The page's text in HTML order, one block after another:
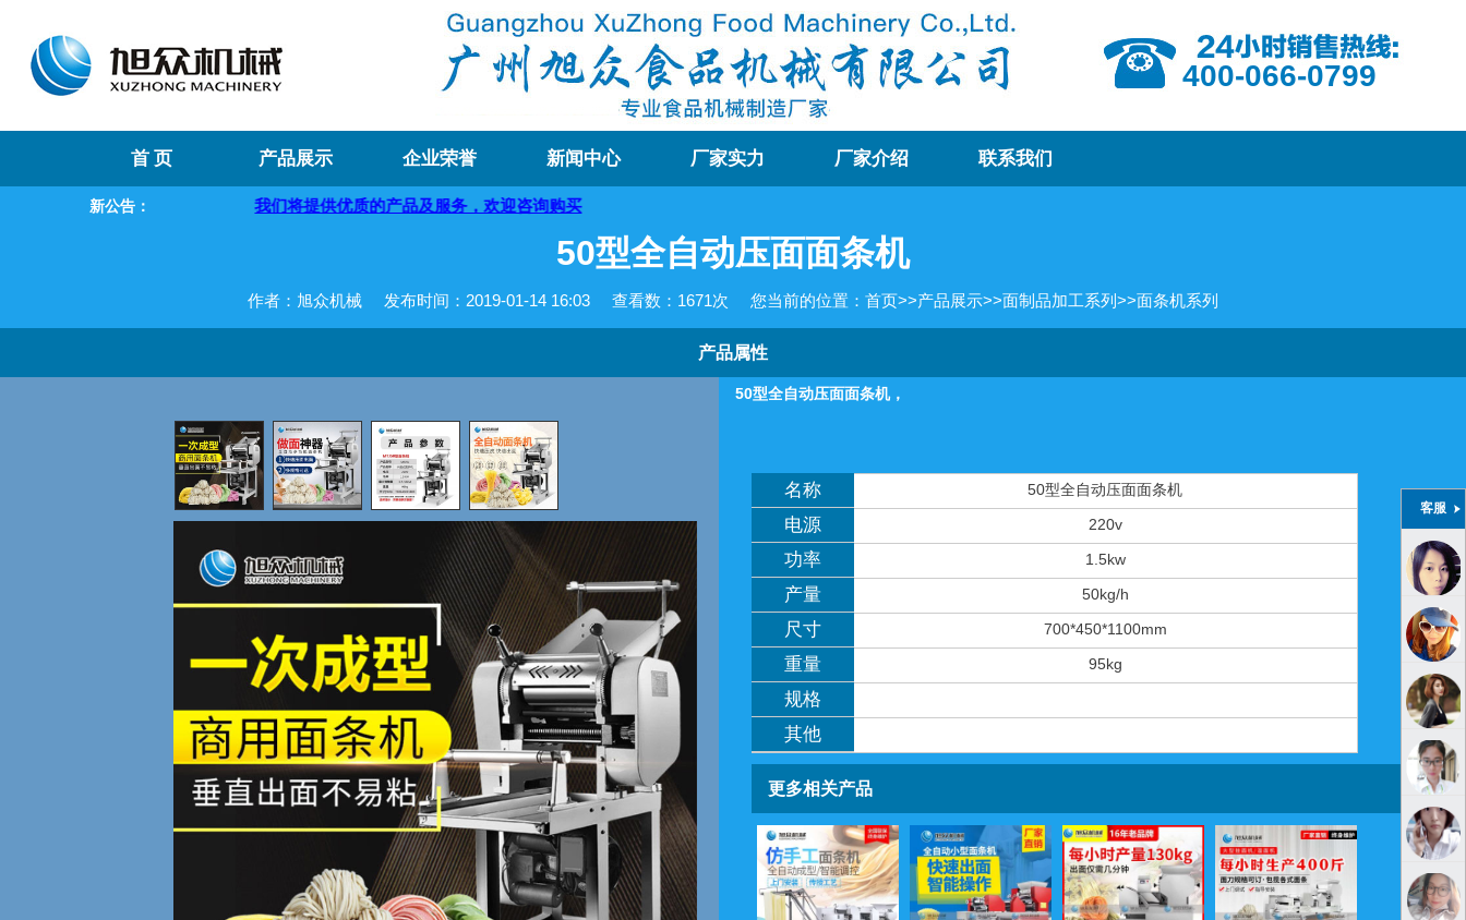
400-066-0799
首 页 产品展示 企业荣誉 新闻中心 厂家实力 厂家介绍 联系我们
新公告：
您！我们将提供优质的产品及服务，欢迎咨询购买
50型全自动压面面条机
作者：旭众机械 发布时间：2019-01-14 16:03 查看数： 1671次 您当前的位置： 首页>>产品展示>>面制品加工系列 >>面条机系列
产品属性
50型全自动压面面条机，
名称 50型全自动压面面条机
电源 220v
功率 1.5kw
产量 50kg/h
尺寸 700*450*1100mm
重量 95kg
规格
其他
更多相关产品
客服